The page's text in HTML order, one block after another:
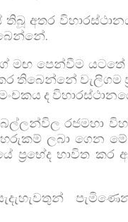
තිබූ අතර
පෙන්වීම යටතේ
තිබෙන්නේ වැලිගම
ද
රජමහා
ලබා ගෙන
ප්‍රභේද භාවිත